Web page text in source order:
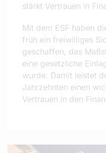
stärkt Vertrauen in
Mit dem ESF haben
früh ein freiwilliges
geschaffen, das
eine gesetzliche
wurde. Damit leistet
Jahrzehnten einen
Vertrauen in den